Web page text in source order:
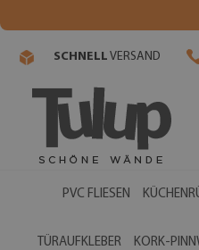
SCHNELL VERSAND
PVC FLIESEN
TÜRAUFKLEBER KORK-